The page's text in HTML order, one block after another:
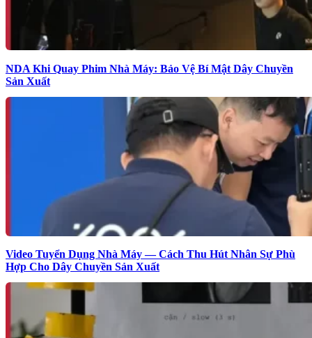
NDA Khi Quay Phim Nhà Máy: Bảo Vệ Bí Mật Dây Chuyền
Sản Xuất
Video Tuyển Dụng Nhà Máy — Cách Thu Hút Nhân Sự Phù
Hợp Cho Dây Chuyền Sản Xuất